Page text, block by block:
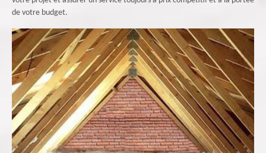
de votre budget.